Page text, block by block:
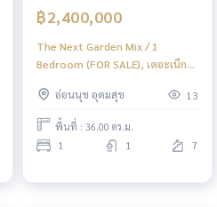
฿2,400,000
The Next Garden Mix / 1
Bedroom (FOR SALE), เดอะเน็กซ์
PYN270อ่อนนุช อุดมสุข 13
พื้นที่ : 36.00 ตร.ม.
1 1 7